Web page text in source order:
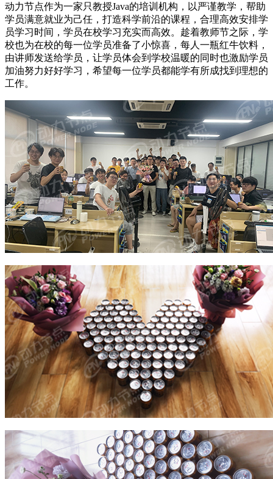
动力节点作为一家只教授Java的培训机构，以严谨教学，帮助
学员满意就业为己任，打造科学前沿的课程，合理高效安排学
员学习时间，学员在校学习充实而高效。趁着教师节之际，学
校也为在校的每一位学员准备了小惊喜，每人一瓶红牛饮料，
由讲师发送给学员，让学员体会到学校温暖的同时也激励学员
加油努力好好学习，希望每一位学员都能学有所成找到理想的
工作。